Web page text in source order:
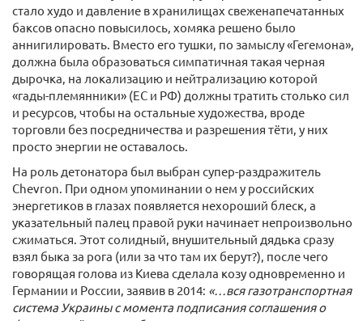
стало худо и давление в хранилищах свеженапечатанных
баксов опасно повысилось, хомяка решено было
аннигилировать. Вместо его тушки, по замыслу «Гегемона»,
должна была образоваться симпатичная такая черная
дырочка, на локализацию и нейтрализацию которой
«гады-​племянники» (ЕС и РФ) должны тратить столько сил
и ресурсов, чтобы на остальные художества, вроде
торговли без посредничества и разрешения тёти, у них
просто энергии не оставалось.
На роль детонатора был выбран супер-​раздражитель
Chevron. При одном упоминании о нем у российских
энергетиков в глазах появляется нехороший блеск, а
указательный палец правой руки начинает непроизвольно
сжиматься. Этот солидный, внушительный дядька сразу
взял быка за рога (или за что там их берут?), после чего
говорящая голова из Киева сделала козу одновременно и
Германии и России, заявив в 2014: «…вся газотранспортная
система Украины с момента подписания соглашения о